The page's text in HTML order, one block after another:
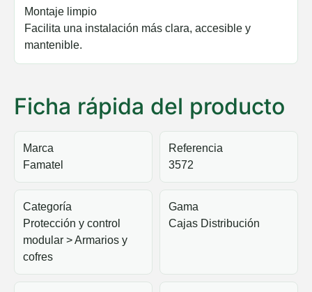
Montaje limpio
Facilita una instalación más clara, accesible y
mantenible.
Ficha rápida del producto
Marca
Famatel
Referencia
3572
Categoría
Protección y control
modular > Armarios y
cofres
Gama
Cajas Distribución